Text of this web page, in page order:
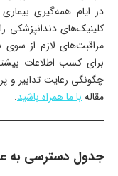
در ایام همه‌گیری
کلینیک‌های دندانپزشکی
مراقبت‌های لازم از سوی
برای کسب اطلاعات
چگونگی رعایت تدابیر و
مقالهبا ما همراه باشید.
جدول دسترسی به